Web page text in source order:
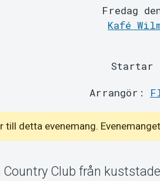
Fredag
Kafé
Startar
Arrangör:
detta evenemang.
Country Club från